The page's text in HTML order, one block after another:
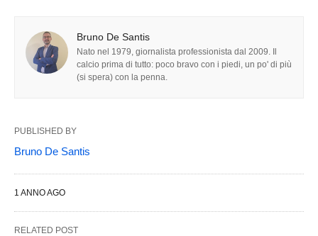
Bruno De Santis
Nato nel 1979, giornalista professionista dal 2009. Il
calcio prima di tutto: poco bravo con i piedi, un po' di più
(si spera) con la penna.
PUBLISHED BY
Bruno De Santis
1 ANNO AGO
RELATED POST